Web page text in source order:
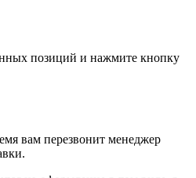
позиций и нажмите кнопку
вам перезвонит менеджер